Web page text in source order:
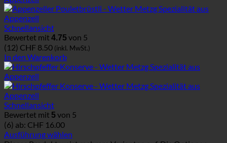
Schnellansicht
Bewertet mit 4.75 von 5
(12) CHF 8.50 (inkl. MwSt.)
In den Warenkorb
Schnellansicht
Bewertet mit 5 von 5
(6) ab: CHF 16.00
Ausführung wählen